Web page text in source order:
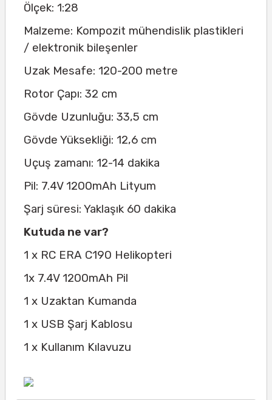
Ölçek: 1:28
Malzeme: Kompozit mühendislik plastikleri
/ elektronik bileşenler
Uzak Mesafe: 120-200 metre
Rotor Çapı: 32 cm
Gövde Uzunluğu: 33,5 cm
Gövde Yüksekliği: 12,6 cm
Uçuş zamanı: 12-14 dakika
Pil: 7.4V 1200mAh Lityum
Şarj süresi: Yaklaşık 60 dakika
Kutuda ne var?
1 x RC ERA C190 Helikopteri
1x 7.4V 1200mAh Pil
1 x Uzaktan Kumanda
1 x USB Şarj Kablosu
1 x Kullanım Kılavuzu